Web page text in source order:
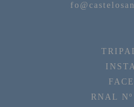
RNAL